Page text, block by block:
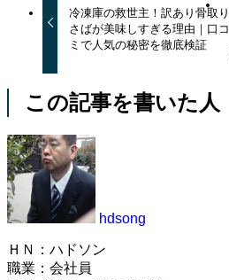
冷凍庫の救世主！訳あり骨取り
さばが美味しすぎる理由｜口コ
ミで人気の秘密を徹底検証
この記事を書いた人
hdsong
ＨＮ：ハドソン
職業：会社員